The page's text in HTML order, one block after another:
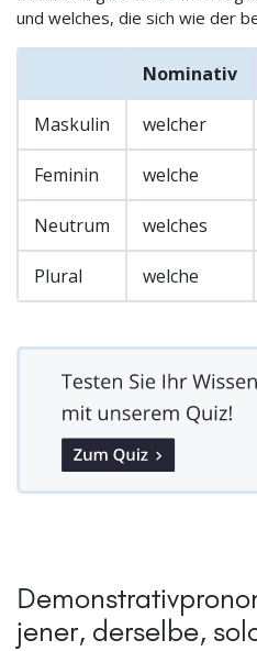
und welches, die sich wie der
Nominativ
Maskulin welcher
Feminin welche
Neutrum welches
Plural welche
jener, derselbe,